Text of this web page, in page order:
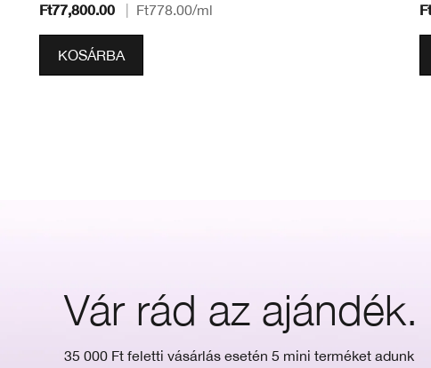
Ft77,800.00 Ft778.00/ml
KOSÁRBA
Vár rád az ajándék.
35 000 Ft feletti vásárlás esetén 5 mini terméket adunk